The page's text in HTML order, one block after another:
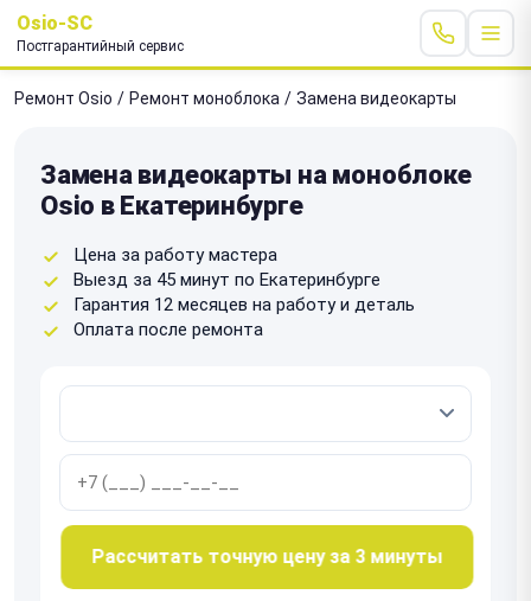
Osio-SC
Постгарантийный сервис
Ремонт Osio / Ремонт моноблока / Замена видеокарты
Замена видеокарты на моноблоке
Osio в Екатеринбурге
Цена за работу мастера
Выезд за 45 минут по Екатеринбурге
Гарантия 12 месяцев на работу и деталь
Оплата после ремонта
Рассчитать точную цену за 3 минуты